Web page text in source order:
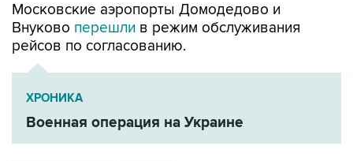
Московские аэропорты Домодедово и
Внуково перешли в режим обслуживания
рейсов по согласованию.
ХРОНИКА
Военная операция на Украине